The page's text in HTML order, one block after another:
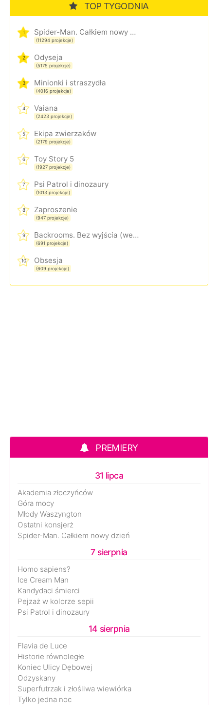
TOP TYGODNIA
1 Spider-Man. Całkiem nowy dzień
(11294 projekcje)
2 Odyseja
(5175 projekcje)
3 Minionki i straszydła
(4016 projekcje)
4 Vaiana
(2423 projekcje)
5 Ekipa zwierzaków
(2179 projekcje)
6 Toy Story 5
(1927 projekcje)
7 Psi Patrol i dinozaury
(1013 projekcje)
8 Zaproszenie
(947 projekcje)
9 Backrooms. Bez wyjścia (wersja rozszerzona)
(691 projekcje)
10 Obsesja
(609 projekcje)
PREMIERY
31 lipca
Akademia złoczyńców
Góra mocy
Młody Waszyngton
Ostatni konsjerż
Spider-Man. Całkiem nowy dzień
7 sierpnia
Homo sapiens?
Ice Cream Man
Kandydaci śmierci
Pejzaż w kolorze sepii
Psi Patrol i dinozaury
14 sierpnia
Flavia de Luce
Historie równoległe
Koniec Ulicy Dębowej
Odzyskany
Superfutrzak i złośliwa wiewiórka
Tylko jedna noc